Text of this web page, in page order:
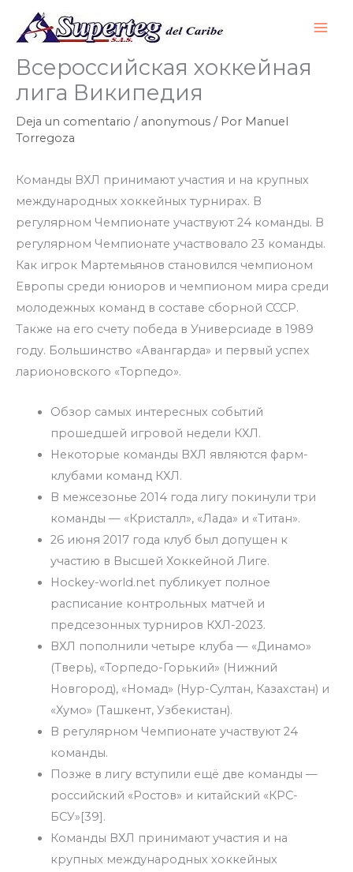
Всероссийская хоккейная
лига Википедия
Deja un comentario / anonymous / Por Manuel
Torregoza
Команды ВХЛ принимают участия и на крупных
международных хоккейных турнирах. В
регулярном Чемпионате участвуют 24 команды. В
регулярном Чемпионате участвовало 23 команды.
Как игрок Мартемьянов становился чемпионом
Европы среди юниоров и чемпионом мира среди
молодежных команд в составе сборной СССР.
Также на его счету победа в Универсиаде в 1989
году. Большинство «Авангарда» и первый успех
ларионовского «Торпедо».
Обзор самых интересных событий
прошедшей игровой недели КХЛ.
Некоторые команды ВХЛ являются фарм-
клубами команд КХЛ.
В межсезонье 2014 года лигу покинули три
команды — «Кристалл», «Лада» и «Титан».
26 июня 2017 года клуб был допущен к
участию в Высшей Хоккейной Лиге.
Hockey-world.net публикует полное
расписание контрольных матчей и
предсезонных турниров КХЛ-2023.
ВХЛ пополнили четыре клуба — «Динамо»
(Тверь), «Торпедо-Горький» (Нижний
Новгород), «Номад» (Нур-Султан, Казахстан) и
«Хумо» (Ташкент, Узбекистан).
В регулярном Чемпионате участвуют 24
команды.
Позже в лигу вступили ещё две команды —
российский «Ростов» и китайский «КРС-
БСУ»[39].
Команды ВХЛ принимают участия и на
крупных международных хоккейных